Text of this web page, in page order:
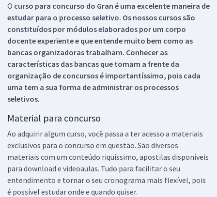
O curso para concurso do Gran é uma excelente maneira de
estudar para o processo seletivo. Os nossos cursos são
constituídos por módulos elaborados por um corpo
docente experiente e que entende muito bem como as
bancas organizadoras trabalham. Conhecer as
características das bancas que tomam a frente da
organização de concursos é importantíssimo, pois cada
uma tem a sua forma de administrar os processos
seletivos.
Material para concurso
Ao adquirir algum curso, você passa a ter acesso a materiais
exclusivos para o concurso em questão. São diversos
materiais com um conteúdo riquíssimo, apostilas disponíveis
para download e videoaulas. Tudo para facilitar o seu
entendimento e tornar o seu cronograma mais flexível, pois
é possível estudar onde e quando quiser.